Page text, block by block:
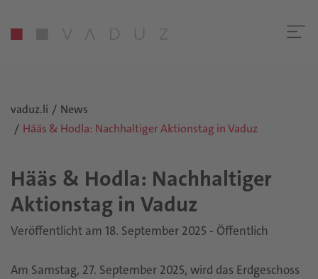
vaduz.li
News
Hääs & Hodla: Nachhaltiger Aktionstag in Vaduz
Hääs & Hodla: Nach­hal­ti­ger
Ak­ti­ons­tag in Vaduz
Veröffentlicht am 18. September 2025 - Öffentlich
Am Samstag, 27. September 2025, wird das Erdgeschoss